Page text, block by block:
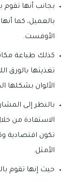
بجانب أنها تقوم
بالعميل، كما
الأوفست.
كذلك طباعة
تغذيتها بالورق
الألوان بشكلها
بالنظر إلى
الاستفادة من
تكون اقتصادية
الأمثل.
حيث إنها تقوم